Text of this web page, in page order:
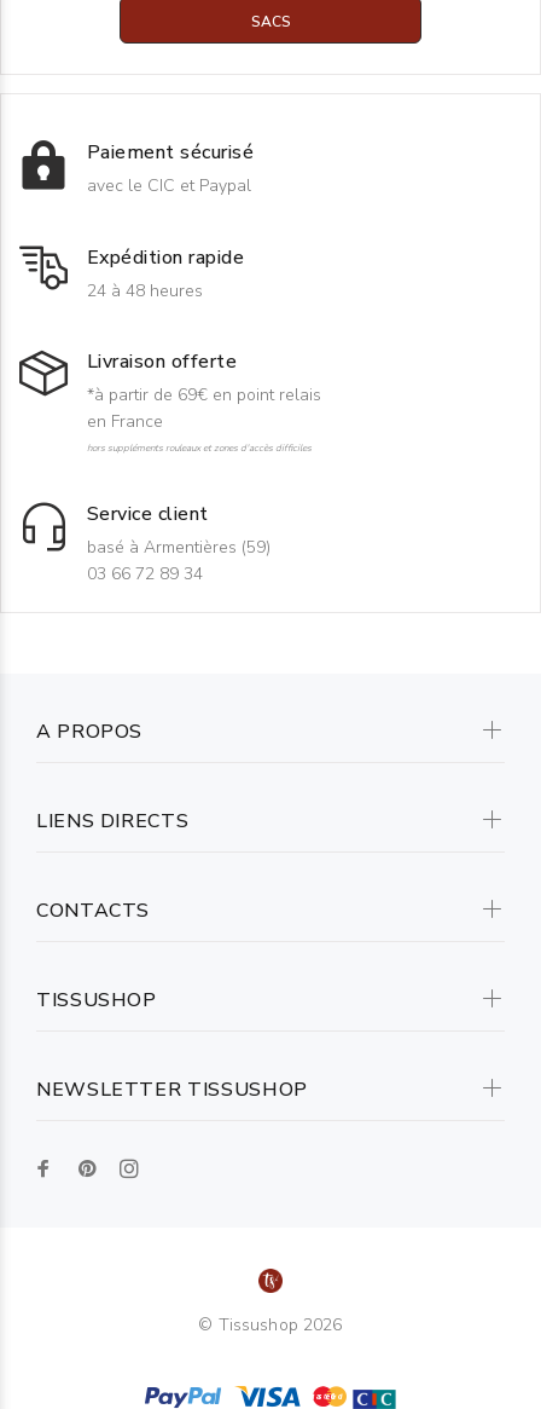
SACS
Paiement sécurisé
avec le CIC et Paypal
Expédition rapide
24 à 48 heures
Livraison offerte
*à partir de 69€ en point relais
en France
hors suppléments rouleaux et zones d'accès difficiles
Service client
basé à Armentières (59)
03 66 72 89 34
NEWSLETTER TISSUSHOP
A PROPOS
LIENS DIRECTS
CONTACTS
TISSUSHOP
© Tissushop 2026